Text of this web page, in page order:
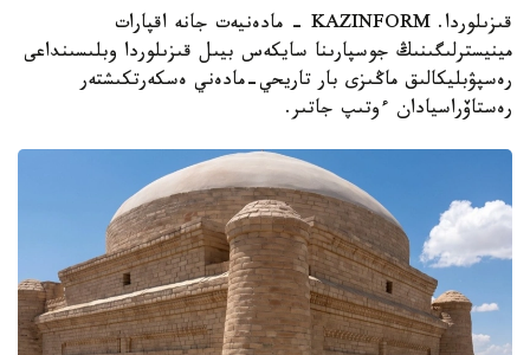
قىزىلوردا. KAZINFORM - مادەنيەت جانە اقپارات
مينيسترلىگىنىڭ جوسپارىنا سايكەس بيىل قىزىلوردا وبلىسىنداعى
رەسپۋبليكالىق ماڭىزى بار تاريحي-مادەني ەسكەرتكىشتەر
رەستاۆراسيادان ءوتىپ جاتىر.